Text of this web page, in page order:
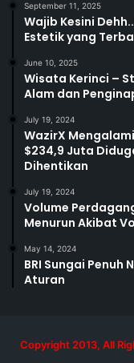
September 11, 2025
Wajib Kesini
Estetik yang
June 10, 2025
Wisata Kerinci –
Alam dan
July 19, 2024
WazirX
$234,9 Juta
Dihentikan
July 19, 2024
Volume
Menurun Akibat
May 14, 2024
BRI Sungai Penuh
Aturan
Copyright 2013, All